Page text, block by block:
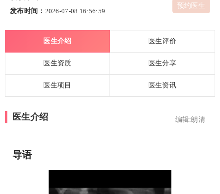
发布时间： 2026-07-08 16:56:59
预约医生
医生介绍 医生评价
医生资质 医生分享
医生项目 医生资讯
医生介绍 编辑:朗清
导语